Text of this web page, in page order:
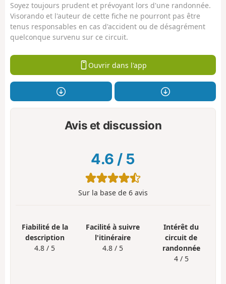
Soyez toujours prudent et prévoyant lors d'une randonnée.
Visorando et l'auteur de cette fiche ne pourront pas être
tenus responsables en cas d'accident ou de désagrément
quelconque survenu sur ce circuit.
Ouvrir dans l'app
Avis et discussion
4.6 / 5
Sur la base de 6 avis
Fiabilité de la
description
4.8 / 5
Facilité à suivre
l'itinéraire
4.8 / 5
Intérêt du
circuit de
randonnée
4 / 5